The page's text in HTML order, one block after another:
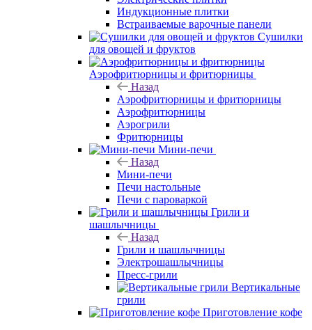
Индукционные плитки
Встраиваемые варочные панели
Сушилки
для овощей и фруктов
Аэрофритюрницы и фритюрницы
Назад
Аэрофритюрницы и фритюрницы
Аэрофритюрницы
Аэрогрили
Фритюрницы
Мини-печи
Назад
Мини-печи
Печи настольные
Печи с пароваркой
Грили и
шашлычницы
Назад
Грили и шашлычницы
Электрошашлычницы
Пресс-грили
Вертикальные
грили
Приготовление кофе